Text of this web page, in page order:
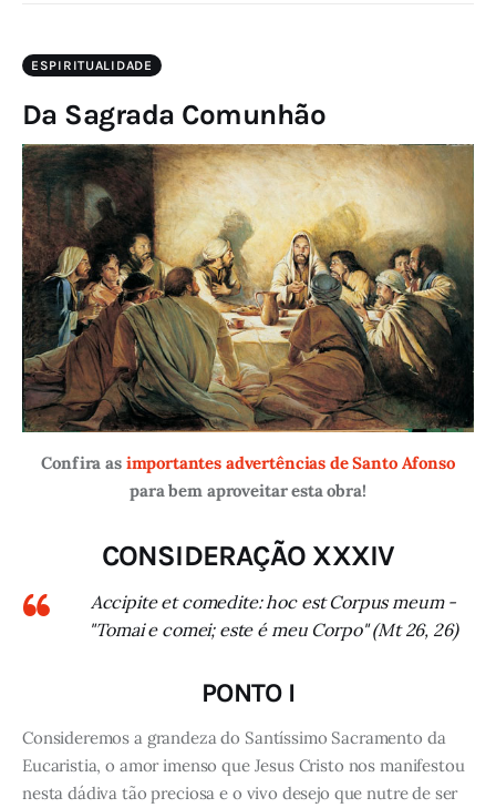
ESPIRITUALIDADE
Da Sagrada Comunhão
Confira as importantes advertências de Santo Afonso
para bem aproveitar esta obra!
CONSIDERAÇÃO XXXIV
Accipite et comedite: hoc est Corpus meum -
"Tomai e comei; este é meu Corpo" (Mt 26, 26)
PONTO I
Consideremos a grandeza do Santíssimo Sacramento da
Eucaristia, o amor imenso que Jesus Cristo nos manifestou
nesta dádiva tão preciosa e o vivo desejo que nutre de ser